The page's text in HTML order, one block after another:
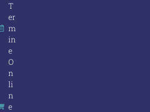
T
er
m
in
e
O
n
li
n
e